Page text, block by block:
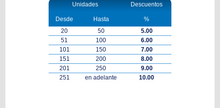
Unidades Descuentos
Desde Hasta
%
20
50
5.00
51
100
6.00
101
150
7.00
151
200
8.00
201
250
9.00
251
en adelante 10.00